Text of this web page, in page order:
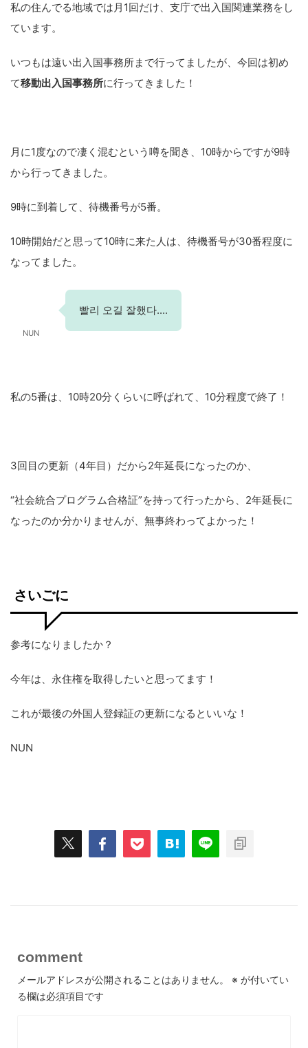
私の住んでる地域では月1回だけ、支庁で出入国関連業務をし
ています。
いつもは遠い出入国事務所まで行ってましたが、今回は初め
て移動出入国事務所に行ってきました！
月に1度なので凄く混むという噂を聞き、10時からですが9時
から行ってきました。
9時に到着して、待機番号が5番。
10時開始だと思って10時に来た人は、待機番号が30番程度に
なってました。
NUN
빨리 오길 잘했다....
私の5番は、10時20分くらいに呼ばれて、10分程度で終了！
3回目の更新（4年目）だから2年延長になったのか、
“社会統合プログラム合格証”を持って行ったから、2年延長に
なったのか分かりませんが、無事終わってよかった！
さいごに
参考になりましたか？
今年は、永住権を取得したいと思ってます！
これが最後の外国人登録証の更新になるといいな！
NUN
comment
メールアドレスが公開されることはありません。 ※ が付いてい
る欄は必須項目です